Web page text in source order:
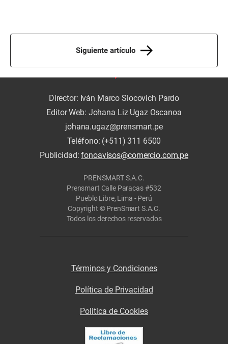
Siguiente artículo
Director: Iván Marco Slocovich Pardo
Editor Web: Johana Liz Ugaz Oscanoa
johana.ugaz@prensmart.pe
Teléfono: (+511) 311 6500
Publicidad:fonoavisos@comercio.com.pe
PRENSMART S.A.C.
Prensmart Calle Paracas #532
Pueblo Libre, Lima - Perú
Copyright © PrenSmart S.A.C.
Todos los derechos reservados
Términos y Condiciones
Política de Privacidad
Politica de Cookies